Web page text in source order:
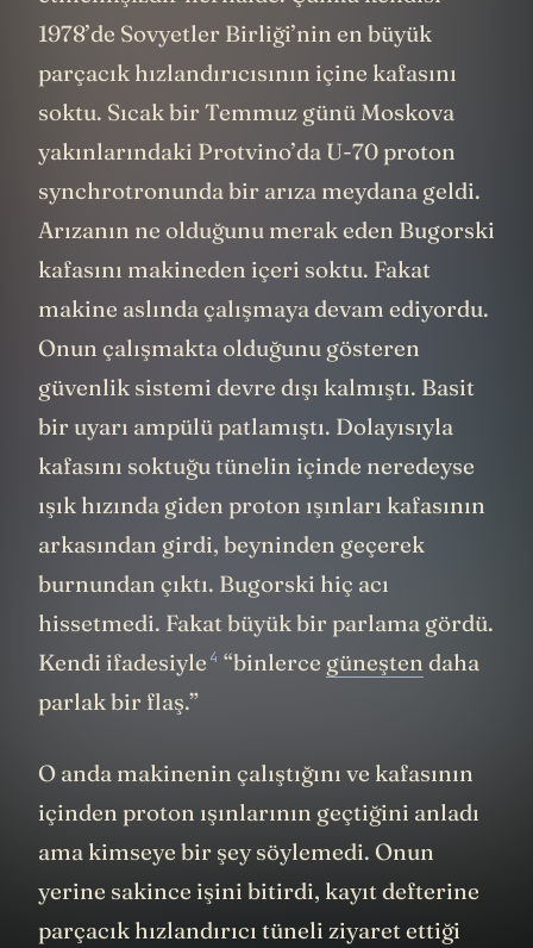
1978’de Sovyetler Birliği’nin en büyük
parçacık hızlandırıcısının içine kafasını
soktu. Sıcak bir Temmuz günü Moskova
yakınlarındaki Protvino’da U-70 proton
synchrotronunda bir arıza meydana geldi.
Arızanın ne olduğunu merak eden Bugorski
kafasını makineden içeri soktu. Fakat
makine aslında çalışmaya devam ediyordu.
Onun çalışmakta olduğunu gösteren
güvenlik sistemi devre dışı kalmıştı. Basit
bir uyarı ampülü patlamıştı. Dolayısıyla
kafasını soktuğu tünelin içinde neredeyse
ışık hızında giden proton ışınları kafasının
arkasından girdi, beyninden geçerek
burnundan çıktı. Bugorski hiç acı
hissetmedi. Fakat büyük bir parlama gördü.
Kendi ifadesiyle 4 “binlerce güneşten daha
parlak bir flaş.”
O anda makinenin çalıştığını ve kafasının
içinden proton ışınlarının geçtiğini anladı
ama kimseye bir şey söylemedi. Onun
yerine sakince işini bitirdi, kayıt defterine
parçacık hızlandırıcı tüneli ziyaret ettiği